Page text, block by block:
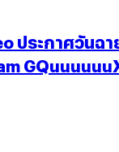
ประกาศวันฉ